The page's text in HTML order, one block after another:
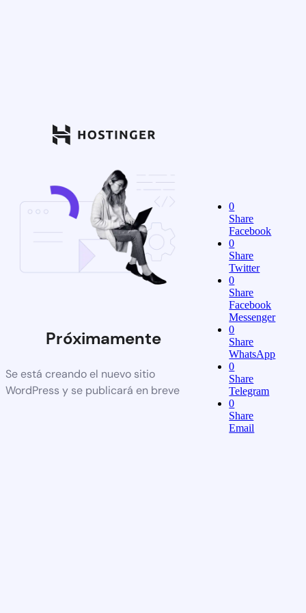
Próximamente
Se está creando el nuevo sitio
WordPress y se publicará en breve
0
Share
Facebook
0
Share
Twitter
0
Share
Facebook
Messenger
0
Share
WhatsApp
0
Share
Telegram
0
Share
Email